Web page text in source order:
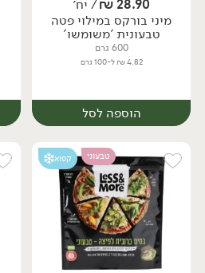
יח׳
28.90
₪/ יח׳
מיני בורקס במילוי פטה
טבעונית 'משומשו'
600 גרם
4.82 ₪ ל-100 גרם
הוספה לסל
טבעוני קפוא